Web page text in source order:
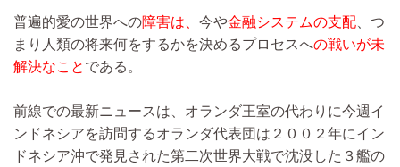
普遍的愛の世界への障害は、 今や金融システムの支配、つ
まり人類の将来何をするかを決めるプロセスへの戦いが未
解決なこと である。
前線での最新ニュースは、オランダ王室の代わりに今週イ
ンドネシアを訪問するオランダ代表団は２００２年にイン
ドネシア沖で発見された第二次世界大戦で沈没した３艦の